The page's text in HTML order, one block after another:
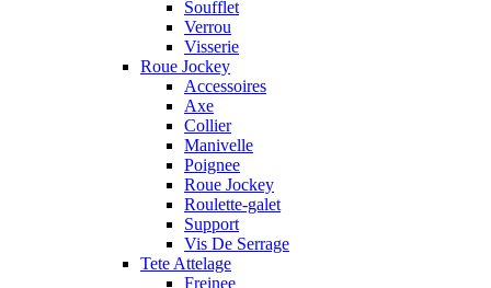
Soufflet
Verrou
Visserie
Roue Jockey
Accessoires
Axe
Collier
Manivelle
Poignee
Roue Jockey
Roulette-galet
Support
Vis De Serrage
Tete Attelage
Freinee